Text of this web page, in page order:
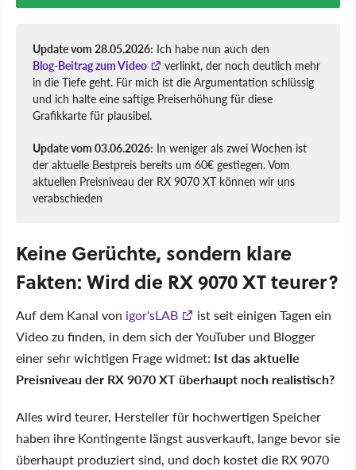
Update vom 28.05.2026: Ich habe nun auch den
Blog-Beitrag zum Video
verlinkt, der noch deutlich mehr
in die Tiefe geht. Für mich ist die Argumentation schlüssig
und ich halte eine saftige Preiserhöhung für diese
Grafikkarte für plausibel.
Update vom 03.06.2026: In weniger als zwei Wochen ist
der aktuelle Bestpreis bereits um 60€ gestiegen. Vom
aktuellen Preisniveau der RX 9070 XT können wir uns
verabschieden
Keine Gerüchte, sondern klare
Fakten: Wird die RX 9070 XT teurer?
Auf dem Kanal von igor'sLAB
ist seit einigen Tagen ein
Video zu finden, in dem sich der YouTuber und Blogger
einer sehr wichtigen Frage widmet: Ist das aktuelle
Preisniveau der RX 9070 XT überhaupt noch realistisch?
Alles wird teurer, Hersteller für hochwertigen Speicher
haben ihre Kontingente längst ausverkauft, lange bevor sie
überhaupt produziert sind, und doch kostet die RX 9070